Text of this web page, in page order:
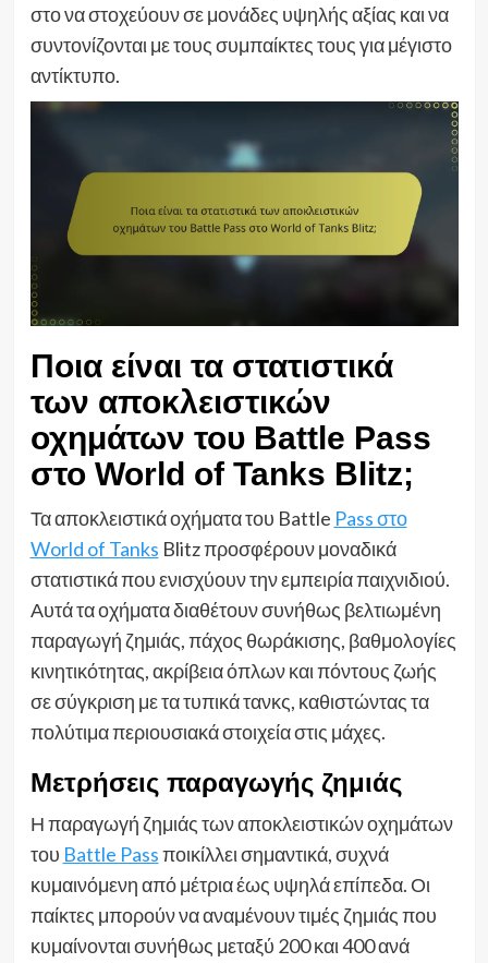
στο να στοχεύουν σε μονάδες υψηλής αξίας και να
συντονίζονται με τους συμπαίκτες τους για μέγιστο
αντίκτυπο.
Ποια είναι τα στατιστικά
των αποκλειστικών
οχημάτων του Battle Pass
στο World of Tanks Blitz;
Τα αποκλειστικά οχήματα του Battle Pass στο
World of Tanks Blitz προσφέρουν μοναδικά
στατιστικά που ενισχύουν την εμπειρία παιχνιδιού.
Αυτά τα οχήματα διαθέτουν συνήθως βελτιωμένη
παραγωγή ζημιάς, πάχος θωράκισης, βαθμολογίες
κινητικότητας, ακρίβεια όπλων και πόντους ζωής
σε σύγκριση με τα τυπικά τανκς, καθιστώντας τα
πολύτιμα περιουσιακά στοιχεία στις μάχες.
Μετρήσεις παραγωγής ζημιάς
Η παραγωγή ζημιάς των αποκλειστικών οχημάτων
του Battle Passποικίλλει σημαντικά, συχνά
κυμαινόμενη από μέτρια έως υψηλά επίπεδα. Οι
παίκτες μπορούν να αναμένουν τιμές ζημιάς που
κυμαίνονται συνήθως μεταξύ 200 και 400 ανά